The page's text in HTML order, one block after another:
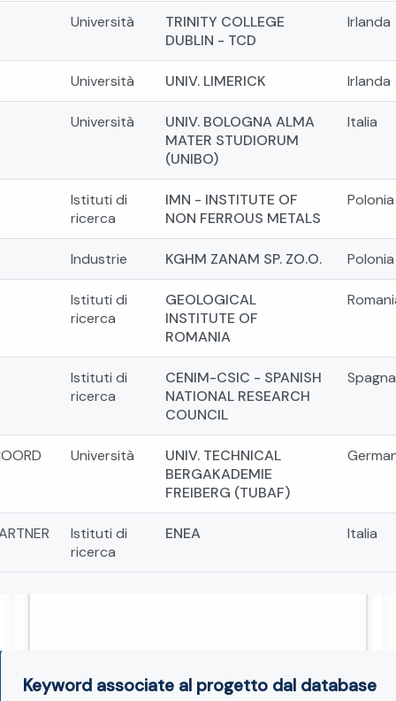
Università
TRINITY COLLEGE
DUBLIN - TCD
Irlanda
Università UNIV. LIMERICK Irlanda
Università
UNIV. BOLOGNA ALMA
MATER STUDIORUM
(UNIBO)
Italia
Istituti di
ricerca
IMN - INSTITUTE OF
NON FERROUS METALS
Polonia
Industrie KGHM ZANAM SP. ZO.O. Polonia
Istituti di
ricerca
GEOLOGICAL
INSTITUTE OF
ROMANIA
Istituti di
ricerca
CENIM-CSIC - SPANISH
NATIONAL RESEARCH
COUNCIL
Spagna
Università
UNIV. TECHNICAL
BERGAKADEMIE
FREIBERG (TUBAF)
Istituti di
ricerca
ENEA Italia
Keyword associate al progetto dal database